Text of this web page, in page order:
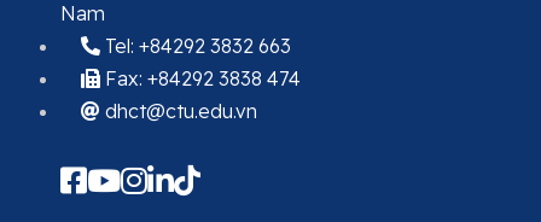
Nam
Tel: +84292 3832 663
Fax: +84292 3838 474
dhct@ctu.edu.vn